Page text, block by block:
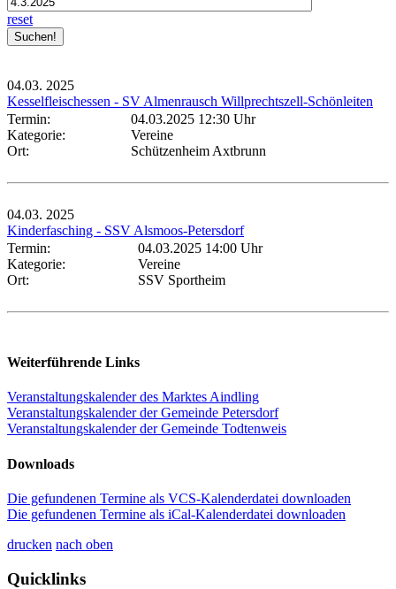
reset
04.03. 2025
Kesselfleischessen - SV Almenrausch Willprechtszell-Schönleiten
Termin:
04.03.2025 12:30 Uhr
Kategorie:
Vereine
Ort:
Schützenheim Axtbrunn
04.03. 2025
Kinderfasching - SSV Alsmoos-Petersdorf
Termin:
04.03.2025 14:00 Uhr
Kategorie:
Vereine
Ort:
SSV Sportheim
Weiterführende Links
Veranstaltungskalender des Marktes Aindling
Veranstaltungskalender der Gemeinde Petersdorf
Veranstaltungskalender der Gemeinde Todtenweis
Downloads
Die gefundenen Termine als VCS-Kalenderdatei downloaden
Die gefundenen Termine als iCal-Kalenderdatei downloaden
drucken nach oben
Quicklinks